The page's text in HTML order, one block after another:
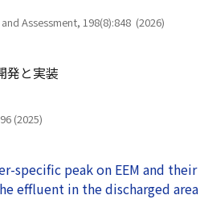
Assessment, 198(8):848 (2026)
発と実装
(2025)
specific peak on EEM and their
effluent in the discharged area